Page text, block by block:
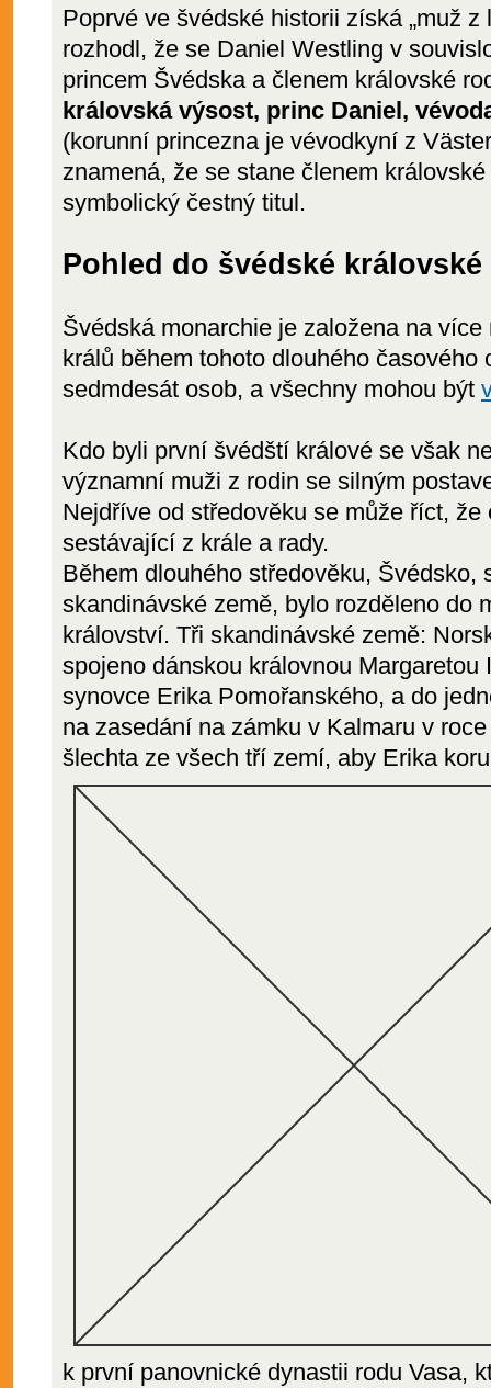
Poprvé ve švédské historii získá „muž z
rozhodl, že se Daniel Westling v
princem Švédska a členem královské
královská výsost, princ Daniel,
(korunní princezna je vévodkyní z
znamená, že se stane členem
symbolický čestný titul.
Pohled do švédské
Švédská monarchie je založena na
králů během tohoto dlouhého časového
sedmdesát osob, a všechny mohou být
Kdo byli první švédští králové se však
významní muži z rodin se silným
Nejdříve od středověku se může říct,
sestávající z krále a rady.
Během dlouhého středověku, Švédsko,
skandinávské země, bylo rozděleno do
království. Tři skandinávské země:
spojeno dánskou královnou
synovce Erika Pomořanského, a do
na zasedání na zámku v Kalmaru v
šlechta ze všech tří zemí, aby Erika
k první panovnické dynastii rodu Vasa,